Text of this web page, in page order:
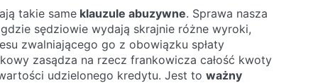
takie same klauzule abuzywne. Sprawa nasza
sędziowie wydają skrajnie różne wyroki,
zwalniającego go z obowiązku spłaty
zasądza na rzecz frankowicza całość kwoty
udzielonego kredytu. Jest to ważny